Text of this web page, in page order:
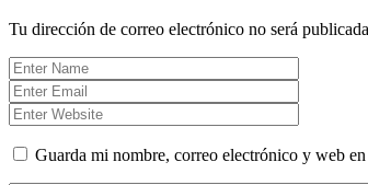
Tu dirección de correo electrónico no será
Guarda mi nombre, correo electrónico y web